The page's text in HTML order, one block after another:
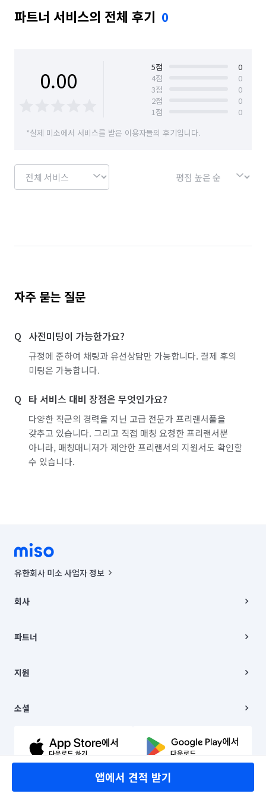
파트너 서비스의 전체 후기 0
0.00 5점
0
4점
0
3점
0
2점
0
1점
0
*실제 미소에서 서비스를 받은 이용자들의 후기입니다.
자주 묻는 질문
사전미팅이 가능한가요?
규정에 준하여 채팅과 유선상담만 가능합니다. 결제 후의
미팅은 가능합니다.
타 서비스 대비 장점은 무엇인가요?
다양한 직군의 경력을 지닌 고급 전문가 프리랜서풀을
갖추고 있습니다. 그리고 직접 매칭 요청한 프리랜서뿐
아니라, 매칭매니저가 제안한 프리랜서의 지원서도 확인할
수 있습니다.
앱에서 견적 받기
유한회사 미소 사업자 정보
00019 |
주소 | 본사: 서울특별시 종로구 율곡로 6(중학동, 트윈트리빌딩) B동 5층
컨택센터 : 서울특별시 종로구 수송동 율곡로 24, 7층, 8층 미소
상품, 상품정보, 거래에 관한 의무와 책임은 거래당사자에게 있습니다.
언론 보도 관련 문의:
© 유한회사 미소. Miso, Inc. All Rights Reserved.
회사
채용
파트너
이사
지원
이용약관
문의하기
소셜
유튜브